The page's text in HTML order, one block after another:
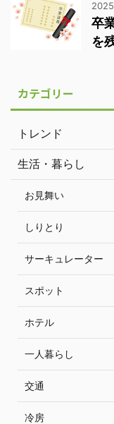
卒
を
カテゴリー
トレンド
生活・暮らし
お見舞い
しりとり
サーキュレーター
スポット
ホテル
一人暮らし
交通
冷房